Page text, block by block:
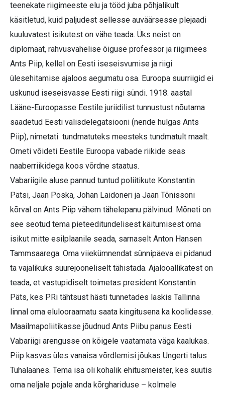
teenekate riigimeeste elu ja tööd juba põhjalikult
käsitletud, kuid paljudest sellesse auväärsesse plejaadi
kuuluvatest isikutest on vähe teada. Üks neist on
diplomaat, rahvusvahelise õiguse professor ja riigimees
Ants Piip, kellel on Eesti iseseisvumise ja riigi
ülesehitamise ajaloos aegumatu osa. Euroopa suurriigid ei
uskunud iseseisvasse Eesti riigi sündi. 1918. aastal
Lääne-Euroopasse Eestile juriidilist tunnustust nõutama
saadetud Eesti välisdelegatsiooni (nende hulgas Ants
Piip), nimetati tundmatuteks meesteks tundmatult maalt.
Ometi võideti Eestile Euroopa vabade riikide seas
naaberriikidega koos võrdne staatus.
Vabariigile aluse pannud tuntud poliitikute Konstantin
Pätsi, Jaan Poska, Johan Laidoneri ja Jaan Tõnissoni
kõrval on Ants Piip vähem tähelepanu pälvinud. Mõneti on
see seotud tema pieteeditundelisest käitumisest oma
isikut mitte esilplaanile seada, sarnaselt Anton Hansen
Tammsaarega. Oma viiekümnendat sünnipäeva ei pidanud
ta vajalikuks suurejooneliselt tähistada. Ajalooallikatest on
teada, et vastupidiselt toimetas president Konstantin
Päts, kes PRi tähtsust hästi tunnetades laskis Tallinna
linnal oma elulooraamatu saata kingitusena ka koolidesse.
Maailmapoliitikasse jõudnud Ants Piibu panus Eesti
Vabariigi arengusse on kõigele vaatamata väga kaalukas.
Piip kasvas üles vanaisa võrdlemisi jõukas Ungerti talus
Tuhalaanes. Tema isa oli kohalik ehitusmeister, kes suutis
oma neljale pojale anda kõrghariduse – kolmele